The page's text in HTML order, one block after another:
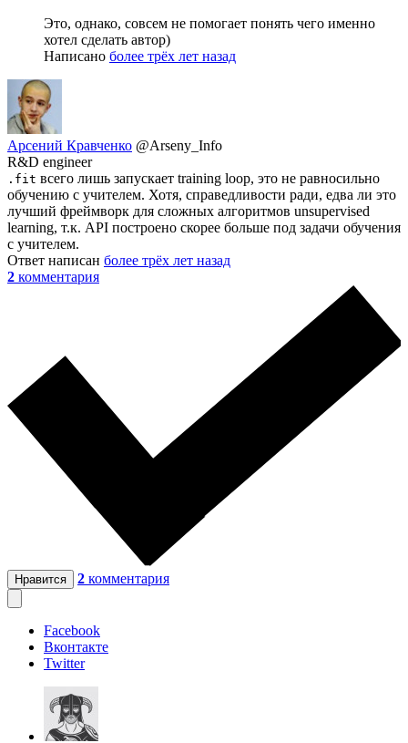
Это, однако, совсем не помогает понять чего именно
хотел сделать автор)
Написано более трёх лет назад
Арсений Кравченко @Arseny_Info
R&D engineer
.fit всего лишь запускает training loop, это не равносильно
обучению с учителем. Хотя, справедливости ради, едва ли это
лучший фреймворк для сложных алгоритмов unsupervised
learning, т.к. API построено скорее больше под задачи обучения
с учителем.
Ответ написан более трёх лет назад
2 комментария
Нравится 2 комментария
Facebook
Вконтакте
Twitter